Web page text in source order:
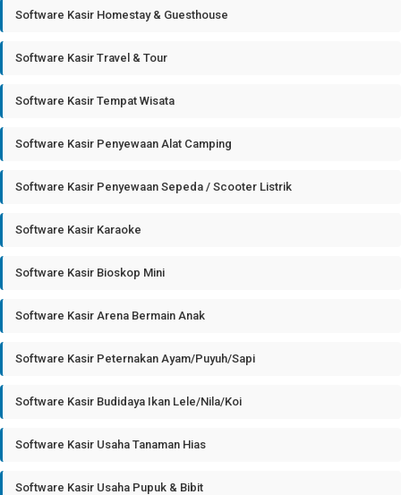
Software Kasir Homestay & Guesthouse
Software Kasir Travel & Tour
Software Kasir Tempat Wisata
Software Kasir Penyewaan Alat Camping
Software Kasir Penyewaan Sepeda / Scooter Listrik
Software Kasir Karaoke
Software Kasir Bioskop Mini
Software Kasir Arena Bermain Anak
Software Kasir Peternakan Ayam/Puyuh/Sapi
Software Kasir Budidaya Ikan Lele/Nila/Koi
Software Kasir Usaha Tanaman Hias
Software Kasir Usaha Pupuk & Bibit